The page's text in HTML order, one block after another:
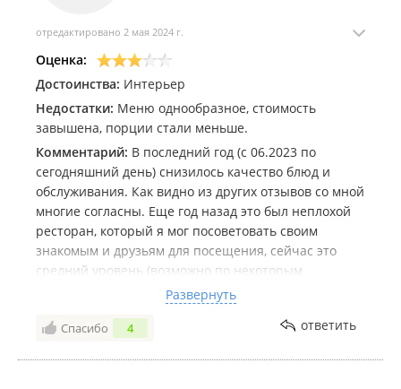
отредактировано 2 мая 2024 г.
Оценка:
Достоинства: Интерьер
Недостатки: Меню однообразное, стоимость
завышена, порции стали меньше.
Комментарий: В последний год (с 06.2023 по
сегодняшний день) снизилось качество блюд и
обслуживания. Как видно из других отзывов со мной
многие согласны. Еще год назад это был неплохой
ресторан, который я мог посоветовать своим
знакомым и друзьям для посещения, сейчас это
средний уровень (возможно по некоторым
позициям даже ниже среднего). Раньше я Кедровый
Дом (далее - КД) посещал не менее одного раза в
месяц.
Развернуть
Спасибо 4 ответить